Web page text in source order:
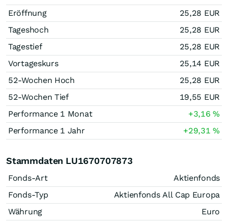
Eröffnung
25,28 EUR
Tageshoch
25,28 EUR
Tagestief
25,28 EUR
Vortageskurs
25,14 EUR
52-Wochen Hoch
25,28 EUR
52-Wochen Tief
19,55 EUR
Performance 1 Monat
+3,16%
Performance 1 Jahr
+29,31%
Stammdaten LU1670707873
Fonds-Art
Aktienfonds
Fonds-Typ
Aktienfonds All Cap Europa
Währung
Euro